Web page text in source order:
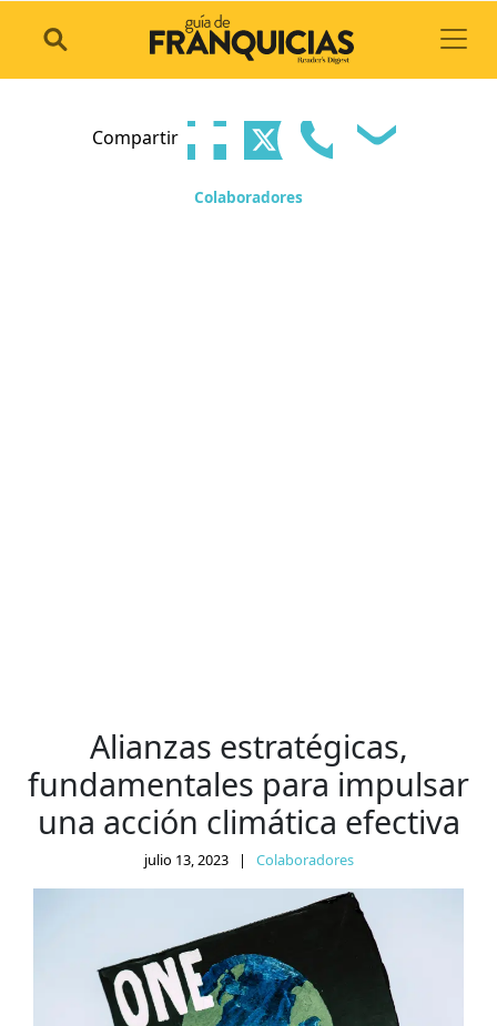
Compartir
Colaboradores
Alianzas estratégicas,
fundamentales para impulsar
una acción climática efectiva
julio 13, 2023 | Colaboradores